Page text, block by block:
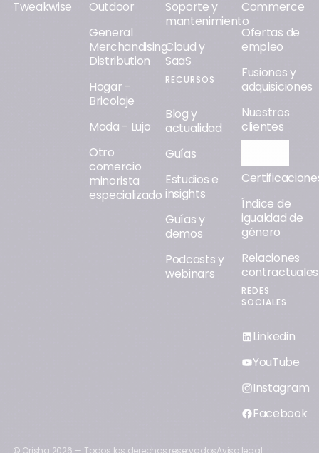
Tweakwise
Outdoor
General
Merchandising
Distribution
Hogar -
Bricolaje
Moda - Lujo
Otro
comercio
minorista
especializado
Soporte y
mantenimiento
Cloud y
SaaS
RECURSOS
Blog y
actualidad
Guías
Estudios e
insights
Guías y
demos
Podcasts y
webinars
Commerce
Ofertas de
empleo
Fusiones y
adquisiciones
Nuestros
clientes
Índice de
igualdad de
género
Relaciones
contractuales
REDES
SOCIALES
Linkedin
YouTube
Instagram
Facebook
© Orisha 2026 — Todos los derechos reservados